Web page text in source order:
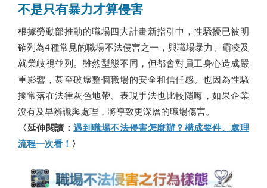
不是只有暴力才算侵害
根據勞動部推動的職場四大計畫新指引中，性騷擾已被明
確列為4種常見的職場不法侵害之一，與職場暴力、霸凌及
就業歧視並列。雖然型態不同，但都會對員工身心造成嚴
重影響，甚至破壞整個職場的安全和信任感。也因為性騷
擾常落在法律灰色地帶、表現手法也比較隱晦，如果企業
沒有及早辨識與處理，將導致更深層的職場傷害。
〈延伸閱讀：遇到職場不法侵害怎麼辦？構成要件、處理
流程一次看！ 〉